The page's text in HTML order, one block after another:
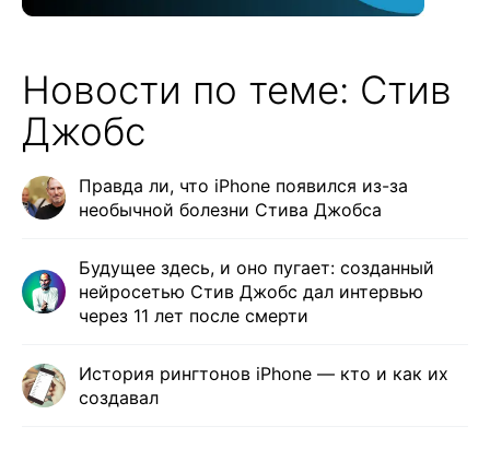
Новости по теме: Стив
Джобс
Правда ли, что iPhone появился из-за
необычной болезни Стива Джобса
Будущее здесь, и оно пугает: созданный
нейросетью Стив Джобс дал интервью
через 11 лет после смерти
История рингтонов iPhone — кто и как их
создавал